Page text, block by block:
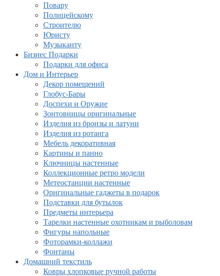
Повару
Полицейскому
Строителю
Юристу
Музыканту
Бизнес Подарки
Подарки для офиса
Дом и Интерьер
Декор помещений
Глобус-Бары
Доспехи и Оружие
Зонтовницы оригинальные
Изделия из бронзы и латуни
Изделия из ротанга
Мебель декоративная
Картины и панно
Ключницы настенные
Коллекционные ретро модели
Метеостанции настенные
Оригинальные гаджеты в подарок
Подставки для бутылок
Предметы интерьера
Тарелки настенные охотникам и рыболовам
Фигуры напольные
Фоторамки-коллажи
Фонтаны
Домашний текстиль
Ковры хлопковые ручной работы